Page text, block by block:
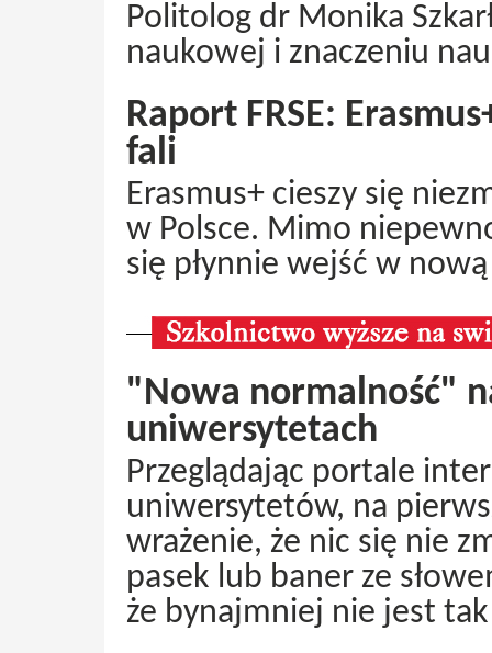
Politolog dr Monika
naukowej i znaczeniu
Raport FRSE:
fali
Erasmus+ cieszy się
w Polsce. Mimo
się płynnie wejść w
"Nowa normalność"
uniwersytetach
Przeglądając portale
uniwersytetów, na
wrażenie, że nic się nie
pasek lub baner ze
że bynajmniej nie jest tak